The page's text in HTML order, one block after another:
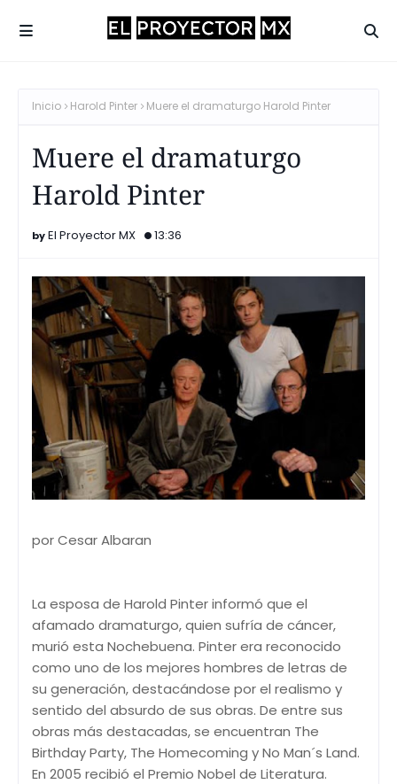
Inicio Harold Pinter Muere el dramaturgo Harold Pinter
Muere el dramaturgo
Harold Pinter
El Proyector MX 13:36
por Cesar Albaran
La esposa de Harold Pinter informó que el
afamado dramaturgo, quien sufría de cáncer,
murió esta Nochebuena. Pinter era reconocido
como uno de los mejores hombres de letras de
su generación, destacándose por el realismo y
sentido del absurdo de sus obras. De entre sus
obras más destacadas, se encuentran The
Birthday Party, The Homecoming y No Man´s Land.
En 2005 recibió el Premio Nobel de Literatura.